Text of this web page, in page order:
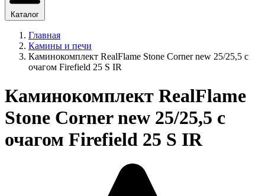
Каталог
Главная
Камины и печи
Каминокомплект RealFlame Stone Corner new 25/25,5 с
очагом Firefield 25 S IR
Каминокомплект RealFlame
Stone Corner new 25/25,5 с
очагом Firefield 25 S IR